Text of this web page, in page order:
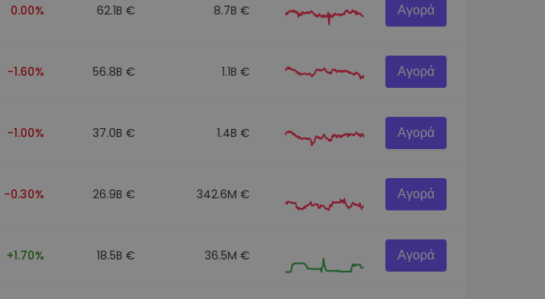
0.00% 62.1B € 8.7B € Αγορά
-1.60% 56.8B € 1.1B € Αγορά
-1.00% 37.0B € 1.4B € Αγορά
-0.30% 26.9B € 342.6M € Αγορά
+1.70% 18.5B € 36.5M € Αγορά